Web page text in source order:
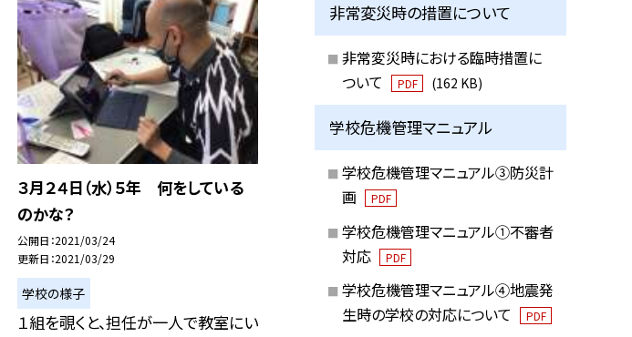
３月２４日（水）５年 何をしている
のかな？
公開日 2021/03/24
更新日 2021/03/29
学校の様子
１組を覗くと、担任が一人で教室にい
非常変災時の措置について
非常変災時における臨時措置に
ついて
PDF (162 KB)
学校危機管理マニュアル
学校危機管理マニュアル③防災計
画
PDF
学校危機管理マニュアル①不審者
対応
PDF
学校危機管理マニュアル④地震発
生時の学校の対応について
PDF